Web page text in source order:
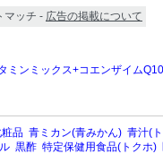
マッチ - 広告の掲載について
ミンミックス+コエンザイムQ10
品 青ミカン(青みかん) 青汁(
黒酢 特定保健用食品(トクホ)